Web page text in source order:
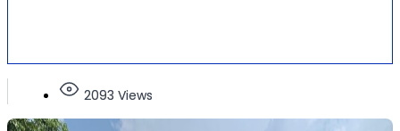
2093 Views